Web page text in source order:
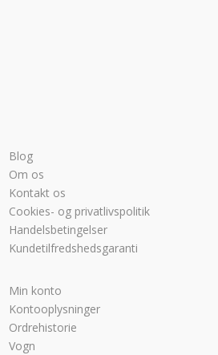
Blog
Om os
Kontakt os
Cookies- og privatlivspolitik
Handelsbetingelser
Kundetilfredshedsgaranti
Min konto
Kontooplysninger
Ordrehistorie
Vogn